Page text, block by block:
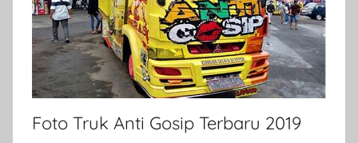
Foto Truk Anti Gosip Terbaru 2019